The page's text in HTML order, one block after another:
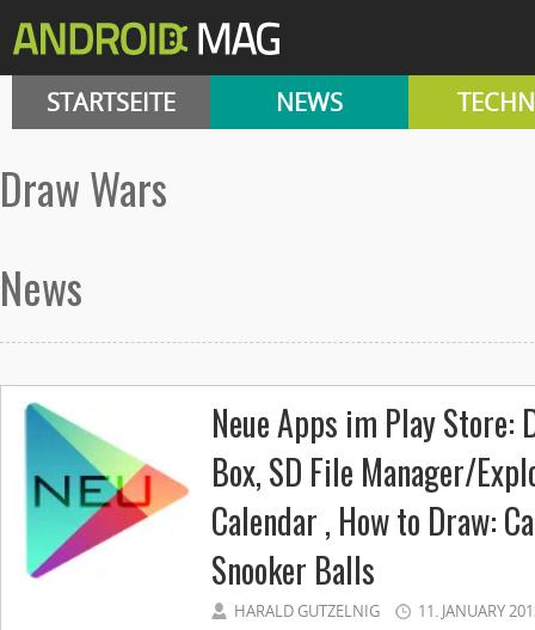
STARTSEITE NEWS
Draw Wars
News
Neue Apps im Play Store:
Box, SD File Manager/
Calendar , How to Draw:
Snooker Balls
HARALD GUTZELNIG 11. JANUARY